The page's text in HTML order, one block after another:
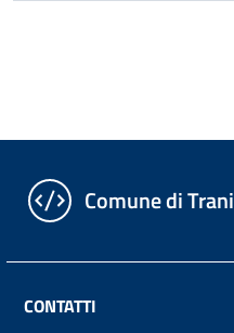
Comune di Trani
CONTATTI